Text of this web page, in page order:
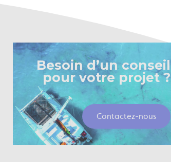
Besoin d’un conseil
pour votre projet ?
Contactez-nous